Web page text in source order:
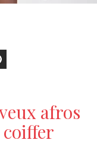
afros